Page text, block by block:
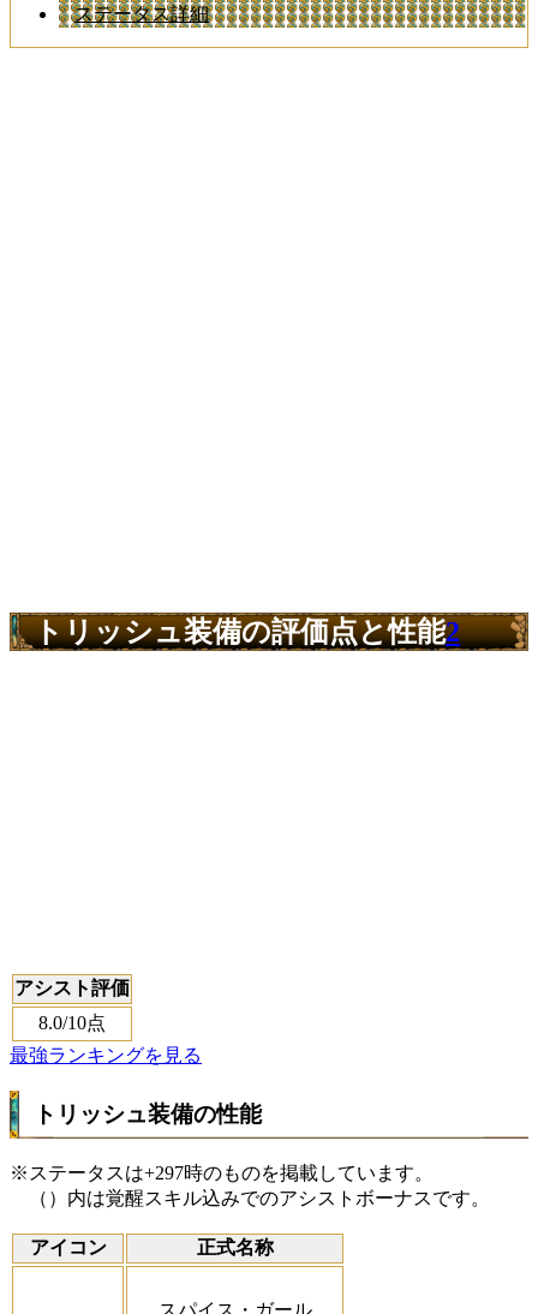
ステータス詳細
トリッシュ装備の評価点と性能2
アシスト評価
8.0/10点
最強ランキングを見る
トリッシュ装備の性能
※ステータスは+297時のものを掲載しています。
（）内は覚醒スキル込みでのアシストボーナスです。
アイコン 正式名称
スパイス・ガール